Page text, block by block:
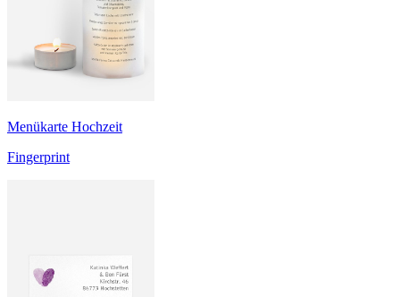
Menükarte Hochzeit
Fingerprint